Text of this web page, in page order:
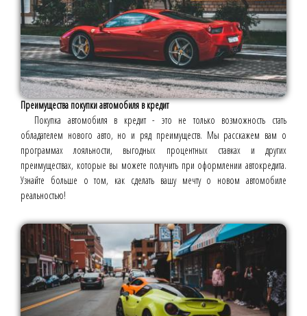
Преимущества покупки автомобиля в кредит
Покупка автомобиля в кредит - это не только возможность стать
обладателем нового авто, но и ряд преимуществ. Мы расскажем вам о
программах лояльности, выгодных процентных ставках и других
преимуществах, которые вы можете получить при оформлении автокредита.
Узнайте больше о том, как сделать вашу мечту о новом автомобиле
реальностью!